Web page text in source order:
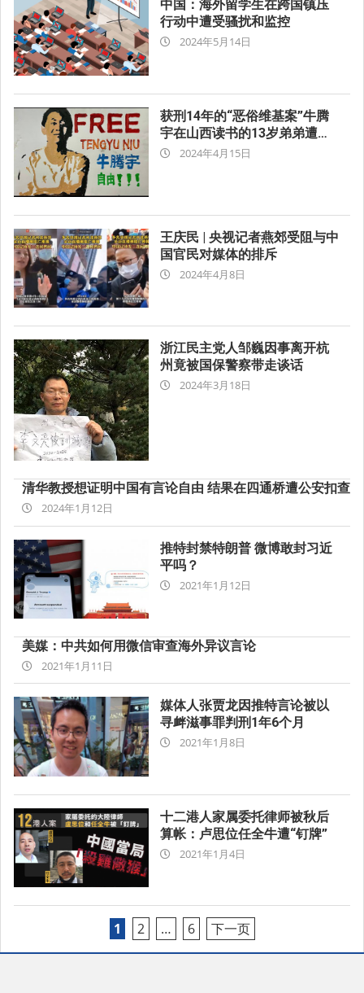
中国：海外留学生在跨国镇压
行动中遭受骚扰和监控
2024-2024年5月14日
获刑14年的“恶俗维基案”牛腾
宇在山西读书的13岁弟弟遭不
明身份人尾随
2024-2024年4月15日
王庆民 | 央视记者燕郊受阻与中
国官民对媒体的排斥
2024-2024年4月8日
浙江民主党人邹巍因事离开杭
州竟被国保警察带走谈话
2024-2024年3月18日
清华教授想证明中国有言论自由 结果在四通桥遭公安扣查
2024-
01-
12
2024年1月12日
推特封禁特朗普 微博敢封习近
平吗？
2021-2021年1月12日
美媒：中共如何用微信审查海外异议言论
2021-
01-
11
2021年1月11日
媒体人张贾龙因推特言论被以
寻衅滋事罪判刑1年6个月
2021-2021年1月8日
十二港人家属委托律师被秋后
算帐：卢思位任全牛遭“钉牌”
2021-2021年1月4日
章
1 2 … 6 下一页